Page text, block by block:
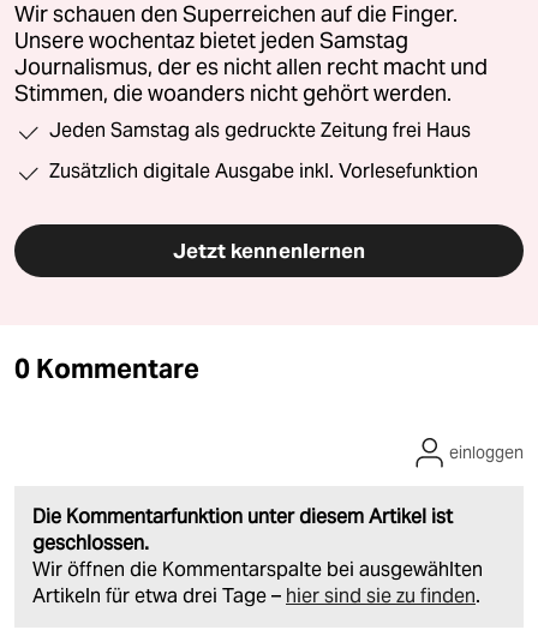
Wir schauen den Superreichen auf die Finger.
Unsere wochentaz bietet jeden Samstag
Journalismus, der es nicht allen recht macht und
Stimmen, die woanders nicht gehört werden.
Jeden Samstag als gedruckte Zeitung frei Haus
Zusätzlich digitale Ausgabe inkl. Vorlesefunktion
Jetzt kennenlernen
0 Kommentare
Die Kommentarfunktion unter diesem Artikel ist
geschlossen.
Wir öffnen die Kommentarspalte bei ausgewählten
Artikeln für etwa drei Tage – hier sind sie zu finden.
einloggen